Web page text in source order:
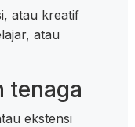
atau kreatif
atau
tenaga
ekstensi